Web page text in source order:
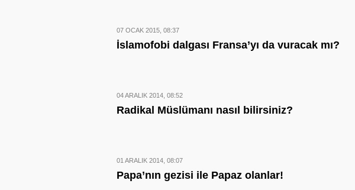
07 OCAK 2015, 08:37
İslamofobi dalgası Fransa’yı da vuracak mı?
04 ARALIK 2014, 08:52
Radikal Müslümanı nasıl bilirsiniz?
01 ARALIK 2014, 08:07
Papa’nın gezisi ile Papaz olanlar!